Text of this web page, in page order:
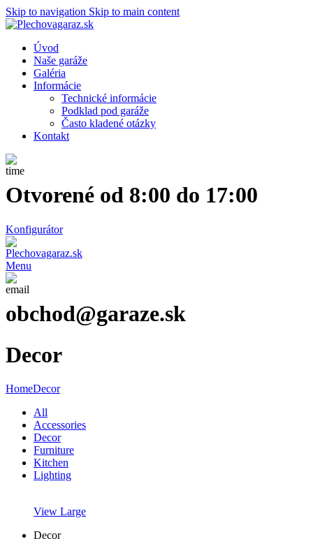
Skip to navigation Skip to main content
Úvod
Naše garáže
Galéria
Informácie
Technické informácie
Podklad pod garáže
Často kladené otázky
Kontakt
Otvorené od 8:00 do 17:00
Konfigurátor
Menu
obchod@garaze.sk
Decor
HomeDecor
All
Accessories
Decor
Furniture
Kitchen
Lighting
View Large
Decor